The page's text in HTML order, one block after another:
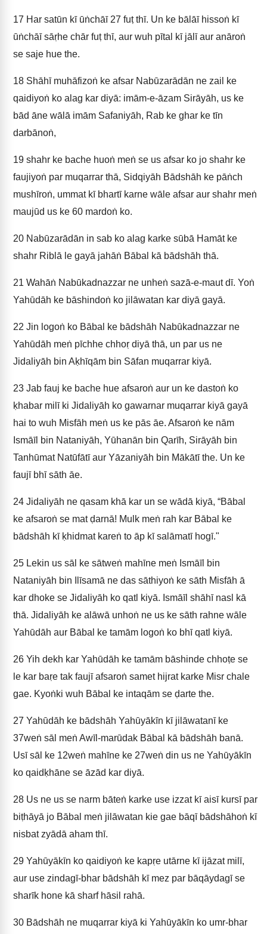
17 Har satūn kī ūṅchāī 27 fuṭ thī. Un ke bālāī hissoṅ kī
ūṅchāī sāṛhe chār fuṭ thī, aur wuh pītal kī jālī aur anāroṅ
se saje hue the.
18 Shāhī muhāfizoṅ ke afsar Nabūzarādān ne zail ke
qaidiyoṅ ko alag kar diyā: imām-e-āzam Sirāyāh, us ke
bād āne wālā imām Safaniyāh, Rab ke ghar ke tīn
darbānoṅ,
19 shahr ke bache huoṅ meṅ se us afsar ko jo shahr ke
faujiyoṅ par muqarrar thā, Sidqiyāh Bādshāh ke pāṅch
mushīroṅ, ummat kī bhartī karne wāle afsar aur shahr meṅ
maujūd us ke 60 mardoṅ ko.
20 Nabūzarādān in sab ko alag karke sūbā Hamāt ke
shahr Riblā le gayā jahāṅ Bābal kā bādshāh thā.
21 Wahāṅ Nabūkadnazzar ne unheṅ sazā-e-maut dī. Yoṅ
Yahūdāh ke bāshindoṅ ko jilāwatan kar diyā gayā.
22 Jin logoṅ ko Bābal ke bādshāh Nabūkadnazzar ne
Yahūdāh meṅ pīchhe chhoṛ diyā thā, un par us ne
Jidaliyāh bin Aḳhīqām bin Sāfan muqarrar kiyā.
23 Jab fauj ke bache hue afsaroṅ aur un ke dastoṅ ko
ḳhabar milī ki Jidaliyāh ko gawarnar muqarrar kiyā gayā
hai to wuh Misfāh meṅ us ke pās āe. Afsaroṅ ke nām
Ismāīl bin Nataniyāh, Yūhanān bin Qarīh, Sirāyāh bin
Tanhūmat Natūfātī aur Yāzaniyāh bin Mākātī the. Un ke
faujī bhī sāth āe.
24 Jidaliyāh ne qasam khā kar un se wādā kiyā, “Bābal
ke afsaroṅ se mat ḍarnā! Mulk meṅ rah kar Bābal ke
bādshāh kī ḳhidmat kareṅ to āp kī salāmatī hogī."
25 Lekin us sāl ke sātweṅ mahīne meṅ Ismāīl bin
Nataniyāh bin Ilīsamā ne das sāthiyoṅ ke sāth Misfāh ā
kar dhoke se Jidaliyāh ko qatl kiyā. Ismāīl shāhī nasl kā
thā. Jidaliyāh ke alāwā unhoṅ ne us ke sāth rahne wāle
Yahūdāh aur Bābal ke tamām logoṅ ko bhī qatl kiyā.
26 Yih dekh kar Yahūdāh ke tamām bāshinde chhoṭe se
le kar baṛe tak faujī afsaroṅ samet hijrat karke Misr chale
gae. Kyoṅki wuh Bābal ke intaqām se ḍarte the.
27 Yahūdāh ke bādshāh Yahūyākīn kī jilāwatanī ke
37weṅ sāl meṅ Awīl-marūdak Bābal kā bādshāh banā.
Usī sāl ke 12weṅ mahīne ke 27weṅ din us ne Yahūyākīn
ko qaidḳhāne se āzād kar diyā.
28 Us ne us se narm bāteṅ karke use izzat kī aisī kursī par
biṭhāyā jo Bābal meṅ jilāwatan kie gae bāqī bādshāhoṅ kī
nisbat zyādā aham thī.
29 Yahūyākīn ko qaidiyoṅ ke kapṛe utārne kī ijāzat milī,
aur use zindagī-bhar bādshāh kī mez par bāqāydagī se
sharīk hone kā sharf hāsil rahā.
30 Bādshāh ne muqarrar kiyā ki Yahūyākīn ko umr-bhar